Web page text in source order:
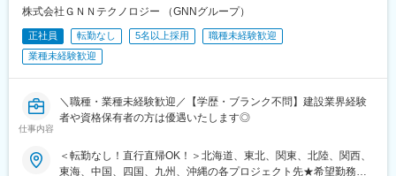
株式会社ＧＮＮテクノロジー （GNNグループ）
正社員 転勤なし 5名以上採用
職種未経験歓迎
業種未経験歓迎
仕事内容
＼職種・業種未経験歓迎／【学歴・ブランク不問】建設業界経験
者や資格保有者の方は優遇いたします◎
＜転勤なし！直行直帰OK！＞北海道、東北、関東、北陸、関西、
東海、中国、四国、九州、沖縄の各プロジェクト先★希望勤務